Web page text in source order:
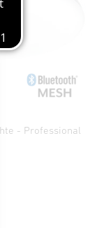
- Professional